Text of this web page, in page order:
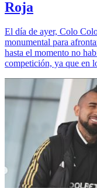
Roja
El día de ayer, Colo
monumental para
hasta el momento no
competición, ya que en